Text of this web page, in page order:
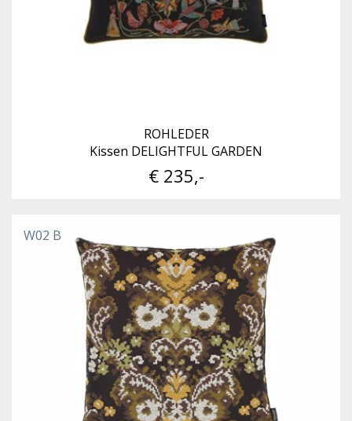
ROHLEDER
Kissen DELIGHTFUL GARDEN
€ 235,-
W02 B